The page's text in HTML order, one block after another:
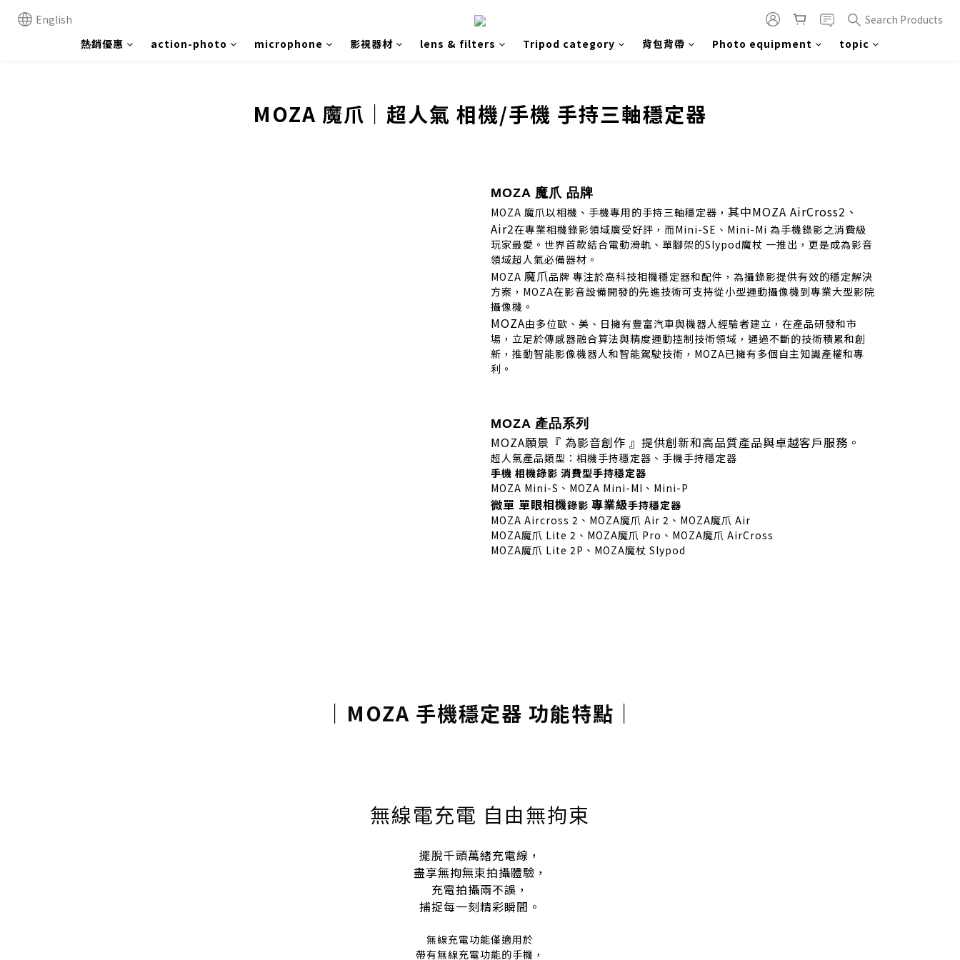
English
Search Products
熱銷優惠
action-photo microphone 影視器材 lens & filters Tripod category 背包背帶 Photo equipment topic
prev
MOZA 魔爪｜超人氣 相機/手機 手持三軸穩定器
MOZA 魔爪 品牌
MOZA 魔爪以相機、手機專用的手持三軸穩定器， 其中MOZA AirCross2、
Air2在專業相機錄影領域廣受好評，而Mini-SE、Mini-Mi 為手機錄影之消費級
玩家最愛。世界首款結合電動滑軌、單腳架的Slypod魔杖 一推出，更是成為影音
領域超人氣必備器材。
MOZA 魔爪品牌 專注於高科技相機穩定器和配件，為攝錄影提供有效的穩定解決
方案，MOZA在影音設備開發的先進技術可支持從小型運動攝像機到專業大型影院
攝像機。
MOZA由多位歐、美、日擁有豐富汽車與機器人經驗者建立，在產品研發和市
場，立足於傳感器融合算法與精度運動控制技術領域，通過不斷的技術積累和創
新，推動智能影像機器人和智能駕駛技術，MOZA已擁有多個自主知識產權和專
利。
MOZA 產品系列
MOZA願景『 為影音創作 』提供創新和高品質產品與卓越客戶服務。
超人氣產品類型：相機手持穩定器、手機手持穩定器
手機 相機錄影 消費型手持穩定器
MOZA Mini-S、MOZA Mini-MI、Mini-P
微單 單眼相機錄影 專業級手持穩定器
MOZA Aircross 2、MOZA魔爪 Air 2、MOZA魔爪 Air
MOZA魔爪 Lite 2、MOZA魔爪 Pro、MOZA魔爪 AirCross
MOZA魔爪 Lite 2P、MOZA魔杖 Slypod
｜ MOZA 手機穩定器 功能特點 ｜
無線電充電 自由無拘束
擺脫千頭萬緒充電線，
盡享無拘無束拍攝體驗，
充電拍攝兩不誤，
捕捉每一刻精彩瞬間。
無線充電功能僅適用於
帶有無線充電功能的手機，